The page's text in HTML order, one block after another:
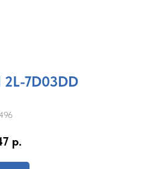
2L-7D03DD
р.